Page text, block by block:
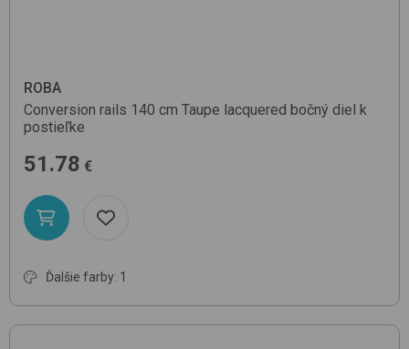
ROBA
Conversion rails 140 cm Taupe lacquered bočný diel k
postieľke
51.78 €
Ďalšie farby: 1